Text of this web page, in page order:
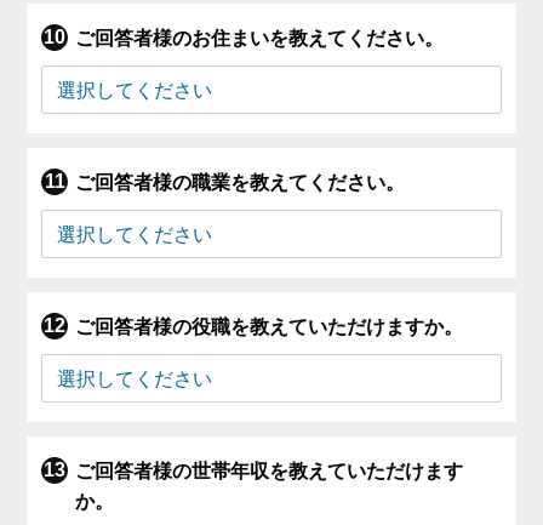
ご回答者様のお住まいを教えてください。
ご回答者様の職業を教えてください。
ご回答者様の役職を教えていただけますか。
ご回答者様の世帯年収を教えていただけます
か。